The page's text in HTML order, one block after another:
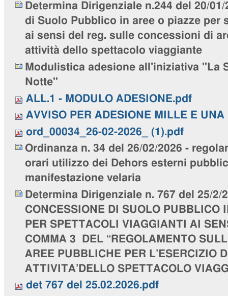
Determina Dirigenziale n.244 del 20/
di Suolo Pubblico in aree o piazze per
ai sensi del reg. sulle concessioni di
attività dello spettacolo viaggiante
Modulistica adesione all'iniziativa "La
Notte"
ALL.1 - MODULO ADESIONE.pdf
AVVISO PER ADESIONE MILLE E
ord_00034_26-02-2026_ (1).pdf
Ordinanza n. 34 del 26/02/2026 -
orari utilizzo dei Dehors esterni
manifestazione velaria
Determina Dirigenziale n. 767 del 25/2/
CONCESSIONE DI SUOLO PUBBLICO
PER SPETTACOLI VIAGGIANTI AI
COMMA 3 DEL “REGOLAMENTO
AREE PUBBLICHE PER L’ESERCIZIO
ATTIVITA’DELLO SPETTACOLO
det 767 del 25.02.2026.pdf